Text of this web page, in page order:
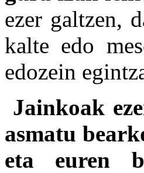
ezer galtzen,
kalte edo
edozein
Jainkoak
asmatu
eta euren